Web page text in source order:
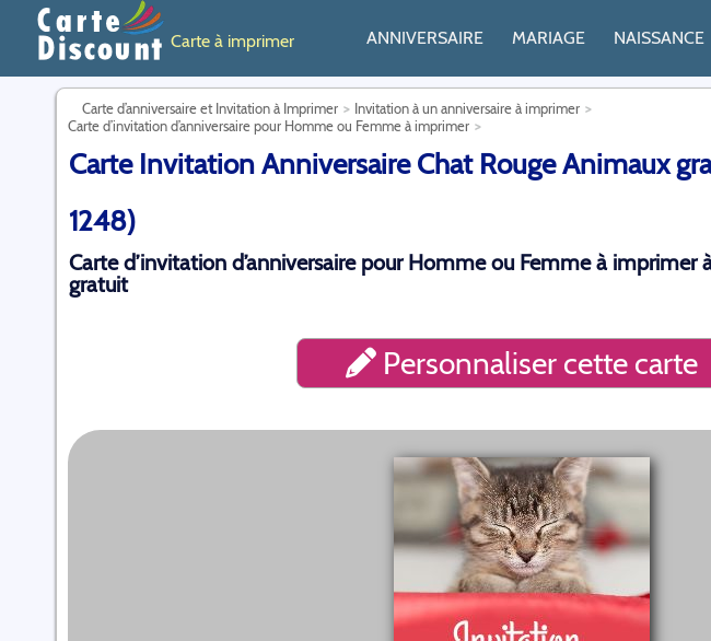
Carte à imprimer ANNIVERSAIRE MARIAGE NAISSANCE
Carte d’anniversaire et Invitation à Imprimer
Invitation à un anniversaire à imprimer
Carte d’invitation d’anniversaire pour Homme ou Femme à imprimer
Carte Invitation Anniversaire Chat Rouge Animaux
1248)
Carte d’invitation d’anniversaire pour Homme ou Femme à imprimer
gratuit
Personnaliser cette carte